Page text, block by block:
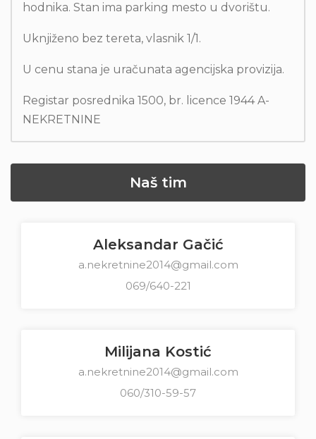
hodnika. Stan ima parking mesto u dvorištu.
Uknjiženo bez tereta, vlasnik 1/1.
U cenu stana je uračunata agencijska provizija.
Registar posrednika 1500, br. licence 1944 A-
NEKRETNINE
Naš tim
Aleksandar Gačić
a.nekretnine2014@gmail.com
069/640-221
Milijana Kostić
a.nekretnine2014@gmail.com
060/310-59-57